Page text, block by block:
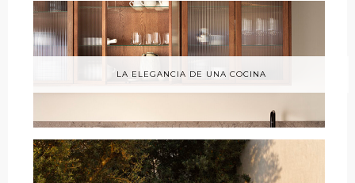
LA ELEGANCIA DE UNA COCINA